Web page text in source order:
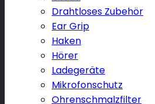
Drahtloses Zubehör
Ear Grip
Haken
Hörer
Ladegeräte
Mikrofonschutz
Ohrenschmalzfilter